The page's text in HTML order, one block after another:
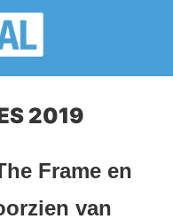
2019
Frame en
van